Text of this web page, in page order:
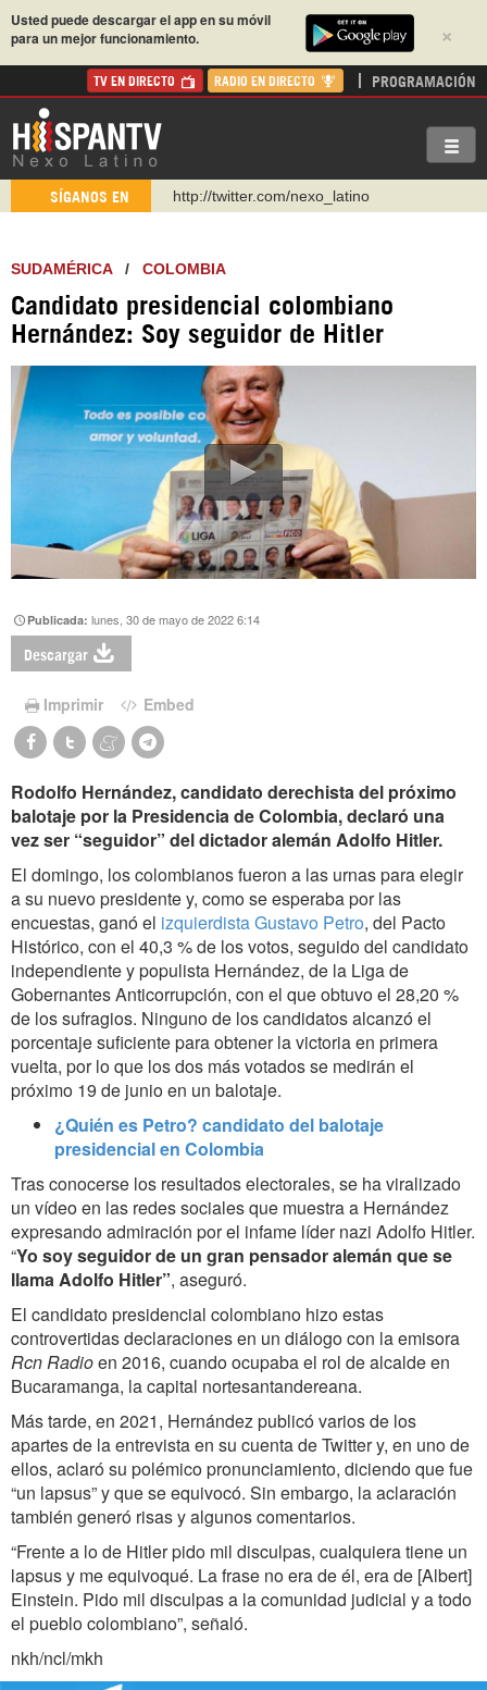
×
Usted puede descargar el app en su móvil
para un mejor funcionamiento.
TV EN DIRECTO RADIO EN DIRECTO PROGRAMACIÓN
SÍGANOS EN
http://twitter.com/nexo_latino
https://urmedium.com/c/hispantv
WhatsApp y Viber: +98 921 79 29 404
Instagram como: hispan_tv
https://www.youtube.com/@nexo_latino
SUDAMÉRICA/ COLOMBIA
Candidato presidencial colombiano
Hernández: Soy seguidor de Hitler
Publicada:lunes, 30 de mayo de 2022 6:14
Descargar
Imprimir Embed
Rodolfo Hernández, candidato derechista del próximo
balotaje por la Presidencia de Colombia, declaró una
vez ser “seguidor” del dictador alemán Adolfo Hitler.
El domingo, los colombianos fueron a las urnas para elegir
a su nuevo presidente y, como se esperaba por las
encuestas, ganó el izquierdista Gustavo Petro, del Pacto
Histórico, con el 40,3 % de los votos, seguido del candidato
independiente y populista Hernández, de la Liga de
Gobernantes Anticorrupción, con el que obtuvo el 28,20 %
de los sufragios. Ninguno de los candidatos alcanzó el
porcentaje suficiente para obtener la victoria en primera
vuelta, por lo que los dos más votados se medirán el
próximo 19 de junio en un balotaje.
¿Quién es Petro? candidato del balotaje
presidencial en Colombia
Tras conocerse los resultados electorales, se ha viralizado
un vídeo en las redes sociales que muestra a Hernández
expresando admiración por el infame líder nazi Adolfo Hitler.
“Yo soy seguidor de un gran pensador alemán que se
llama Adolfo Hitler”, aseguró.
El candidato presidencial colombiano hizo estas
controvertidas declaraciones en un diálogo con la emisora
Rcn Radioen 2016, cuando ocupaba el rol de alcalde en
Bucaramanga, la capital nortesantandereana.
Más tarde, en 2021, Hernández publicó varios de los
apartes de la entrevista en su cuenta de Twitter y, en uno de
ellos, aclaró su polémico pronunciamiento, diciendo que fue
“un lapsus” y que se equivocó. Sin embargo, la aclaración
también generó risas y algunos comentarios.
“Frente a lo de Hitler pido mil disculpas, cualquiera tiene un
lapsus y me equivoqué. La frase no era de él, era de [Albert]
Einstein. Pido mil disculpas a la comunidad judicial y a todo
el pueblo colombiano”, señaló.
nkh/ncl/mkh